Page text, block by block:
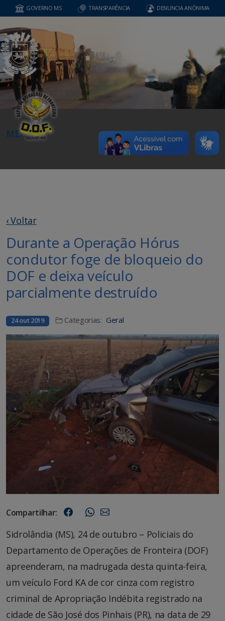
GOVERNO MS TRANSPARÊNCIA DENUNCIA ANÔNIMA
MENU
‹ Voltar
Durante a Operação Hórus
condutor foge de bloqueio do
DOF e deixa veículo
parcialmente destruído
24 out 2019 Categorias: Geral
Compartilhar:
Sidrolândia (MS), 24 de outubro – Policiais do
Departamento de Operações de Fronteira (DOF)
apreenderam, na madrugada desta quinta-feira,
um veículo Ford KA de cor cinza com registro
criminal de Apropriação Indébita registrado na
cidade de São José dos Pinhais (PR), na data de 29